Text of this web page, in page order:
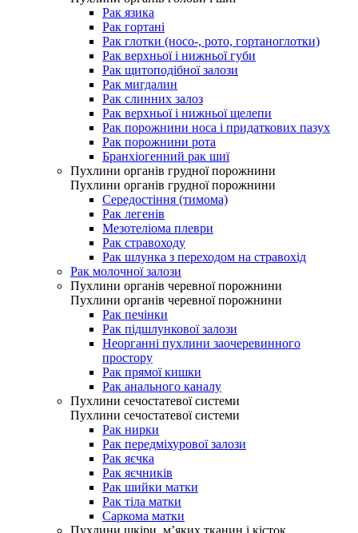
Рак язика
Рак гортані
Рак глотки (носо-, рото, гортаноглотки)
Рак верхньої і нижньої губи
Рак щитоподібної залози
Рак мигдалин
Рак слинних залоз
Рак верхньої і нижньої щелепи
Рак порожнини носа і придаткових пазух
Рак порожнини рота
Бранхіогенний рак шиї
Пухлини органів грудної порожнини
Пухлини органів грудної порожнини
Середостіння (тимома)
Рак легенів
Мезотеліома плеври
Рак стравоходу
Рак шлунка з переходом на стравохід
Рак молочної залози
Пухлини органів черевної порожнини
Пухлини органів черевної порожнини
Рак печінки
Рак підшлункової залози
Неорганні пухлини заочеревинного
простору
Рак прямої кишки
Рак анального каналу
Пухлини сечостатевої системи
Пухлини сечостатевої системи
Рак нирки
Рак передміхурової залози
Рак яєчка
Рак яєчників
Рак шийки матки
Рак тіла матки
Саркома матки
Пухлини шкіри, м’яких тканин і кісток